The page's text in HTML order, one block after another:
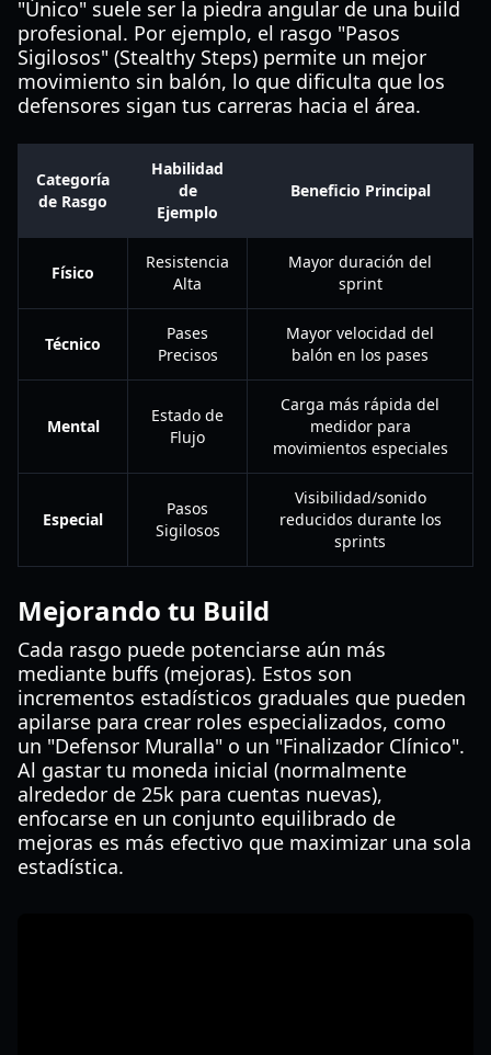
"Único" suele ser la piedra angular de una build
profesional. Por ejemplo, el rasgo "Pasos
Sigilosos" (Stealthy Steps) permite un mejor
movimiento sin balón, lo que dificulta que los
defensores sigan tus carreras hacia el área.
Categoría
de Rasgo
Habilidad
de
Ejemplo
Beneficio Principal
Físico
Resistencia
Alta
Mayor duración del
sprint
Técnico
Pases
Precisos
Mayor velocidad del
balón en los pases
Mental
Estado de
Flujo
Carga más rápida del
medidor para
movimientos especiales
Especial
Pasos
Sigilosos
Visibilidad/sonido
reducidos durante los
sprints
Mejorando tu Build
Cada rasgo puede potenciarse aún más
mediante buffs (mejoras). Estos son
incrementos estadísticos graduales que pueden
apilarse para crear roles especializados, como
un "Defensor Muralla" o un "Finalizador Clínico".
Al gastar tu moneda inicial (normalmente
alrededor de 25k para cuentas nuevas),
enfocarse en un conjunto equilibrado de
mejoras es más efectivo que maximizar una sola
estadística.